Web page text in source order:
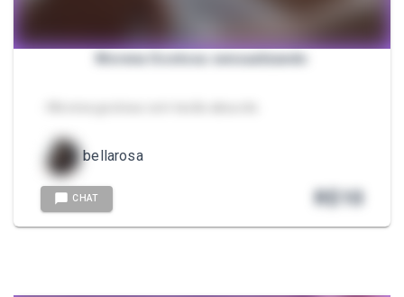
Morena Gostosa sensualizando
bellarosa
CHAT R$10